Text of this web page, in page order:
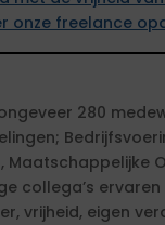
onze freelance
280
Maatschappelijke
collega’s
vrijheid, eigen